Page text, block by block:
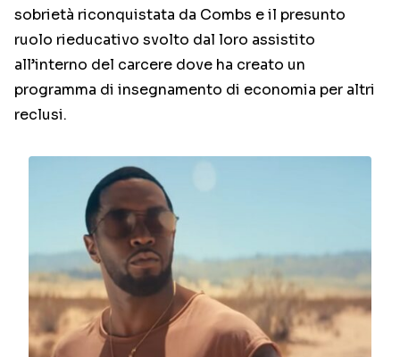
sobrietà riconquistata da Combs e il presunto
ruolo rieducativo svolto dal loro assistito
all’interno del carcere dove ha creato un
programma di insegnamento di economia per altri
reclusi.